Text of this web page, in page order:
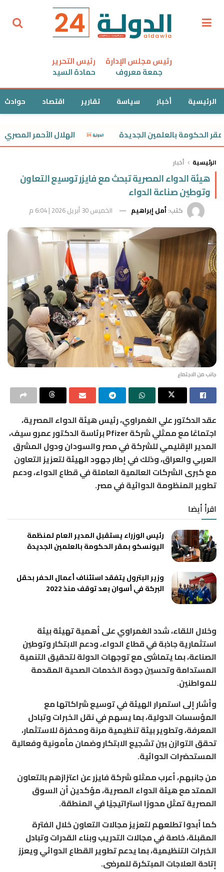
رئيس مجلس الإدارة
جمعة معروف
رئيس التحرير
حمادة السيد
الرئيسية أخبار سياسة تقارير اقتصاد حوادث
بالعلمين الجديدة الهلال الأحمر المصري يمد أهالي غزة بـ3100 طن
الرئيسية أخبار
هيئة الدواء المصرية تبحث مع فايزر توسيع التعاون
وتوطين صناعة الدواء
كتب:أمل إبراهيم الخميس 30 أبريل 2026 | 6:04 م
جانب من الاجتماع
عقد الدكتور علي الغمراوي، رئيس هيئة الدواء المصرية،
اجتماعًا مع ممثلي شركة Pfizer برئاسة الدكتور عمرو سيف،
المدير الإقليمي للشركة في مصر والسودان ودول المشرق
العربي والعراق، وذلك في إطار جهود الهيئة لتعزيز التعاون
مع كبرى الشركات العالمية العاملة في قطاع الدواء، ودعم
تطوير المنظومة الدوائية في مصر.
اقرأ أيضا
رئيس الوزراء يستقبل المدير العام لمنظمة
اليونسكو بمقر الحكومة بالعلمين الجديدة
وزير البترول يتفقد استئناف أعمال الحفر بحقل
البركة في أسوان بعد توقف منذ 2022
وخلال اللقاء، شدد الغمراوي على أهمية تهيئة بيئة
استثمارية جاذبة في قطاع الدواء، ودعم الابتكار وتوطين
الصناعة، بما يتماشى مع توجهات الدولة لتحقيق التنمية
المستدامة وتحسين جودة الخدمات الصحية المقدمة
للمواطنين.
وأشار إلى استمرار الهيئة في توسيع شراكاتها مع
المؤسسات الدولية، بما يسهم في نقل الخبرات وتبادل
المعرفة، وتطوير بيئة تنظيمية مرنة ومحفزة للاستثمار،
تحقق التوازن بين تشجيع الابتكار وضمان مأمونية وفعالية
المستحضرات الدوائية.
من جانبهم، أعرب ممثلو شركة فايزر عن اعتزازهم بالتعاون
الممتد مع هيئة الدواء المصرية، مؤكدين أن السوق
المصرية تمثل محورًا استراتيجيًا في المنطقة.
كما أبدوا تطلعهم لتعزيز مجالات التعاون خلال الفترة
المقبلة، خاصة في مجالات التدريب وبناء القدرات وتبادل
الخبرات التنظيمية، بما يدعم تطوير القطاع الدوائي ويعزز
إتاحة العلاجات المبتكرة للمرضى.